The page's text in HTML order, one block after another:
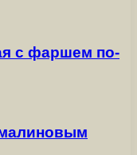
с фаршем по-